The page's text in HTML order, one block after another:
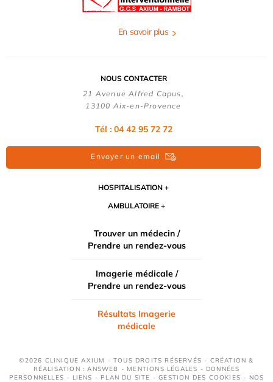
En savoir plus
NOUS CONTACTER
21 Avenue Alfred Capus,
13100 Aix-en-Provence
Tél : 04 42 95 72 72
Envoyer un email
HOSPITALISATION
AMBULATOIRE
Trouver un médecin /
Prendre un rendez-vous
Imagerie médicale /
Prendre un rendez-vous
Résultats Imagerie
médicale
©2026 CLINIQUE AXIUM - TOUS DROITS RÉSERVÉS - CRÉATION &
RÉALISATION : ANSWEB - MENTIONS LÉGALES - DONNÉES
PERSONNELLES - LIENS - PLAN DU SITE -GESTION DES COOKIES - NOS